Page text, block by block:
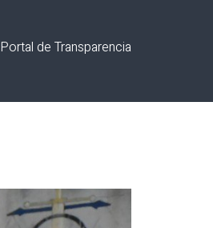
Portal de Transparencia